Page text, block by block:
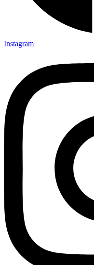
Instagram